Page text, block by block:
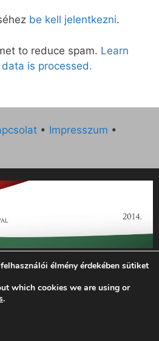
be kell jelentkezni.
to reduce spam. Learn
is processed.
• Impresszum •
hetilap 2014. évi működésének
KCP-14-P-0121 sz. támogatási
000 Ft összegben támogatta az
Minisztériuma.”
Ember
élmény érdekében sütiket
which cookies we are using or
.